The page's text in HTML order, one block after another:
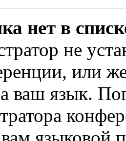
нет в
не
или
ваш язык.